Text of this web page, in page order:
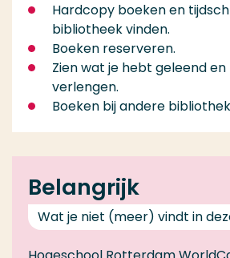
Hardcopy boeken en
bibliotheek vinden.
Boeken reserveren.
Zien wat je hebt geleend
verlengen.
Boeken bij andere
Belangrijk
Wat je niet (meer) vindt in